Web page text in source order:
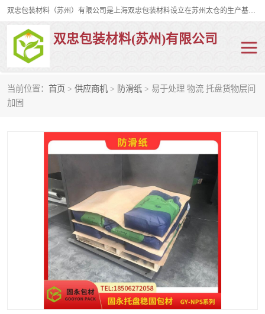
双忠包装材料（苏州）有限公司是上海双忠包装材料设立在苏州太仓的生产基地，占地约2万平米，产品主要有打孔缠绕膜，拉伸蜂窝纸，集装箱充气袋，滑托板，打包带，裹包网兜，防滑纸等箱体和托盘的运输和保护性包材。固永包材®，GooYon Pack®，是我们保护性包装材料的专属品牌。
双忠包装材料(苏州)有限公司
当前位置： 首页 > 供应商机 > 防滑纸 > 易于处理 物流 托盘货物层间
加固打孔缠绕膜
裹包网兜 纤维打包带
缠绕膜
托盘裹包网兜
托盘捆绑带